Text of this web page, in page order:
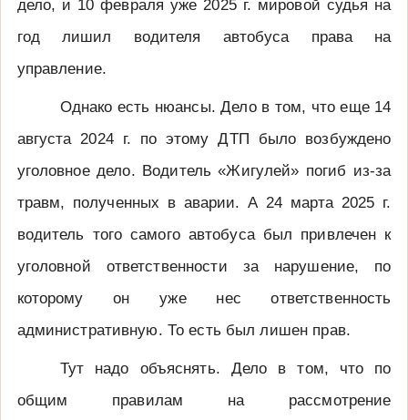
дело, и 10 февраля уже 2025 г. мировой судья на
год лишил водителя автобуса права на
управление.
Однако есть нюансы. Дело в том, что еще 14
августа 2024 г. по этому ДТП было возбуждено
уголовное дело. Водитель «Жигулей» погиб из-за
травм, полученных в аварии. А 24 марта 2025 г.
водитель того самого автобуса был привлечен к
уголовной ответственности за нарушение, по
которому он уже нес ответственность
административную. То есть был лишен прав.
Тут надо объяснять. Дело в том, что по
общим правилам на рассмотрение